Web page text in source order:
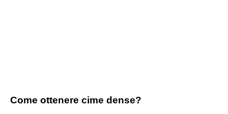
Come ottenere cime dense?